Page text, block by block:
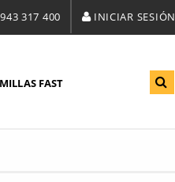
317 400 INICIAR SESIÓN
FAST